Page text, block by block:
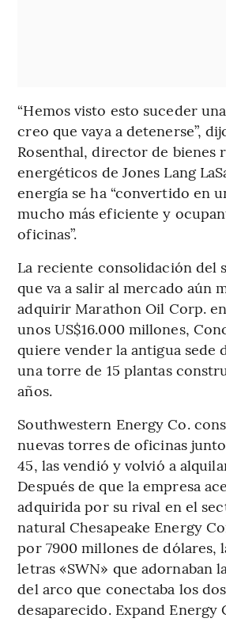
“Hemos visto esto suceder
creo que vaya a detenerse”,
Rosenthal, director de bienes
energéticos de Jones Lang
energía se ha “convertido en
mucho más eficiente y
oficinas”.
La reciente consolidación del
que va a salir al mercado aún
adquirir Marathon Oil Corp.
unos US$16.000 millones,
quiere vender la antigua sede
una torre de 15 plantas
años.
Southwestern Energy Co.
nuevas torres de oficinas
45, las vendió y volvió a
Después de que la empresa
adquirida por su rival en el
natural Chesapeake Energy
por 7900 millones de dólares,
letras «SWN» que adornaban
del arco que conectaba los
desaparecido. Expand Energy